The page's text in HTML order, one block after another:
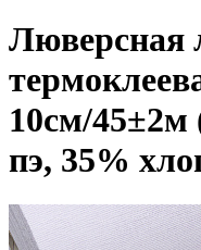
Люверсная
10см/45±2м
пэ, 35%